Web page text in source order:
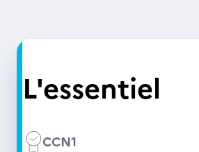
L'essentiel
CCN1